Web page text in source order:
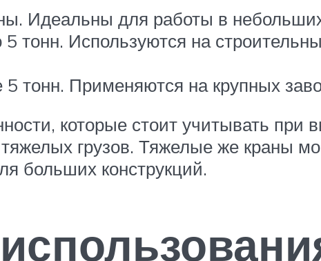
Идеальны для работы в
тонн. Используются на
тонн. Применяются на крупных
которые стоит учитывать при
грузов. Тяжелые же краны
больших конструкций.